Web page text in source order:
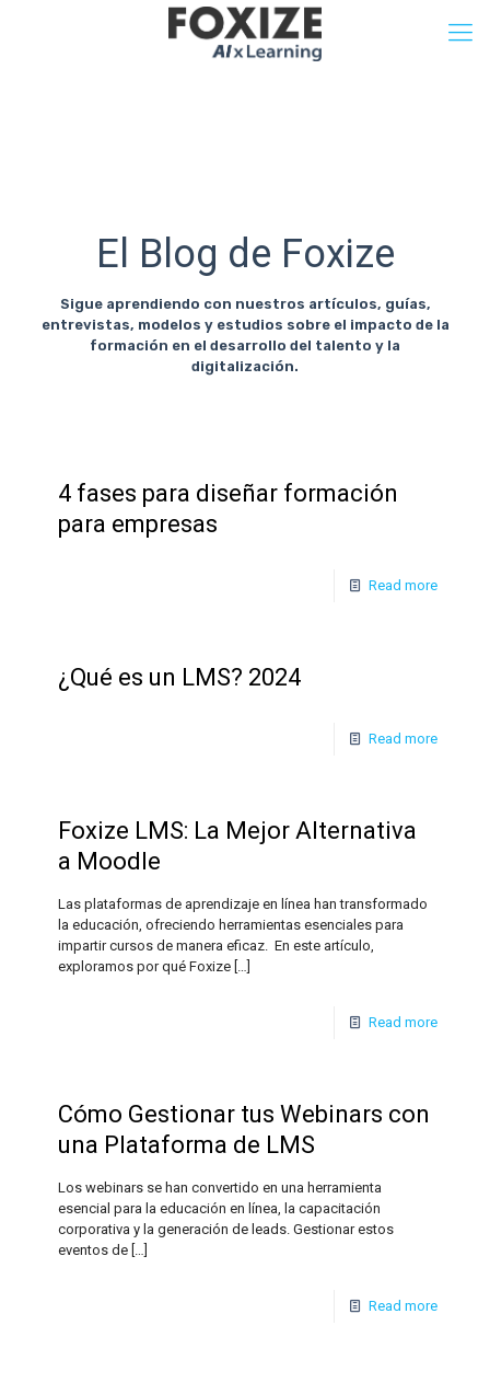
El Blog de Foxize
Sigue aprendiendo con nuestros artículos, guías,
entrevistas, modelos y estudios sobre el impacto de la
formación en el desarrollo del talento y la
digitalización.
4 fases para diseñar formación
para empresas
Read more
¿Qué es un LMS? 2024
Read more
Foxize LMS: La Mejor Alternativa
a Moodle
Las plataformas de aprendizaje en línea han transformado
la educación, ofreciendo herramientas esenciales para
impartir cursos de manera eficaz. En este artículo,
exploramos por qué Foxize […]
Read more
Cómo Gestionar tus Webinars con
una Plataforma de LMS
Los webinars se han convertido en una herramienta
esencial para la educación en línea, la capacitación
corporativa y la generación de leads. Gestionar estos
eventos de […]
Read more